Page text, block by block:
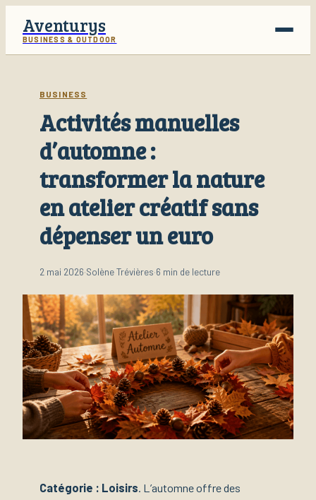
Aventurys
BUSINESS & OUTDOOR
Business
Finance
Lifestyle
BUSINESS
Activités manuelles
d’automne :
transformer la nature
en atelier créatif sans
dépenser un euro
2 mai 2026·Solène Trévières·6 min de lecture
Catégorie : Loisirs. L’automne offre des